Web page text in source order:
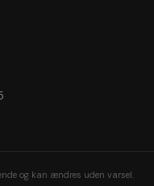
og kan ændres uden varsel.